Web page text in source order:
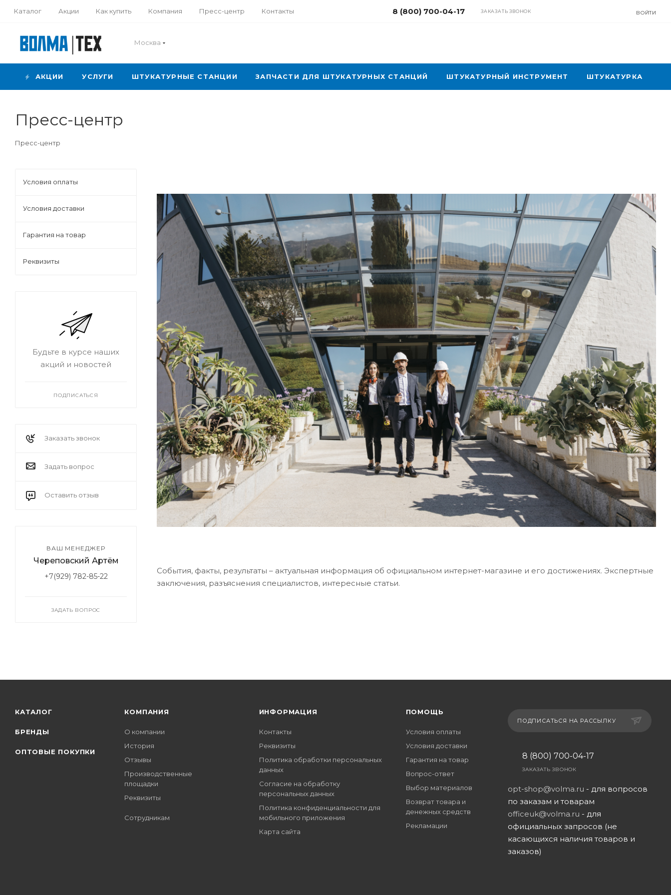
Каталог Акции Как купить Компания Пресс-центр Контакты 8 (800) 700-04-17 ЗАКАЗАТЬ ЗВОНОК ВОЙТИ
Москва
АКЦИИ УСЛУГИ ШТУКАТУРНЫЕ СТАНЦИИ ЗАПЧАСТИ ДЛЯ ШТУКАТУРНЫХ СТАНЦИЙ ШТУКАТУРНЫЙ ИНСТРУМЕНТ ШТУКАТУРКА
Пресс-центр
Пресс-центр
События, факты, результаты – актуальная информация об официальном интернет-магазине и его достижениях. Экспертные
заключения, разъяснения специалистов, интересные статьи.
Условия оплаты
Условия доставки
Гарантия на товар
Реквизиты
Будьте в курсе наших
акций и новостей
ПОДПИСАТЬСЯ
Заказать звонок
Задать вопрос
Оставить отзыв
ВАШ МЕНЕДЖЕР
Череповский Артём
+7(929) 782-85-22
ЗАДАТЬ ВОПРОС
КАТАЛОГ
БРЕНДЫ
ОПТОВЫЕ ПОКУПКИ
КОМПАНИЯ
О компании
История
Отзывы
Производственные
площадки
Реквизиты
Сотрудникам
ИНФОРМАЦИЯ
Контакты
Реквизиты
Политика обработки персональных
данных
Согласие на обработку
персональных данных
Политика конфиденциальности для
мобильного приложения
Карта сайта
ПОМОЩЬ
Условия оплаты
Условия доставки
Гарантия на товар
Вопрос-ответ
Выбор материалов
Возврат товара и
денежных средств
Рекламации
ПОДПИСАТЬСЯ НА РАССЫЛКУ
8 (800) 700-04-17
ЗАКАЗАТЬ ЗВОНОК
opt-shop@volma.ru - для вопросов
по заказам и товарам
officeuk@volma.ru - для
официальных запросов (не
касающихся наличия товаров и
заказов)